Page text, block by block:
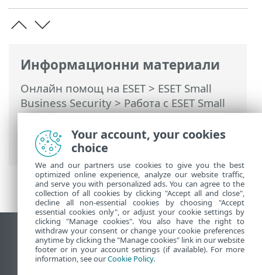
Информационни материали
Онлайн помощ на ESET> ESET Small
Business Security>Работа с ESET Small
Business Security>Разширена
настройка>Защити> Защита на
браузъра
Преглед на настолна версия на сайт
End of Life
База със знания на ESET
Your account, your cookies
choice
We and our partners use cookies to give you the best
optimized online experience, analyze our website traffic,
and serve you with personalized ads. You can agree to the
collection of all cookies by clicking "Accept all and close",
decline all non-essential cookies by choosing "Accept
essential cookies only", or adjust your cookie settings by
clicking "Manage cookies". You also have the right to
withdraw your consent or change your cookie preferences
anytime by clicking the "Manage cookies" link in our website
footer or in your account settings (if available). For more
information, see ourCookie Policy.